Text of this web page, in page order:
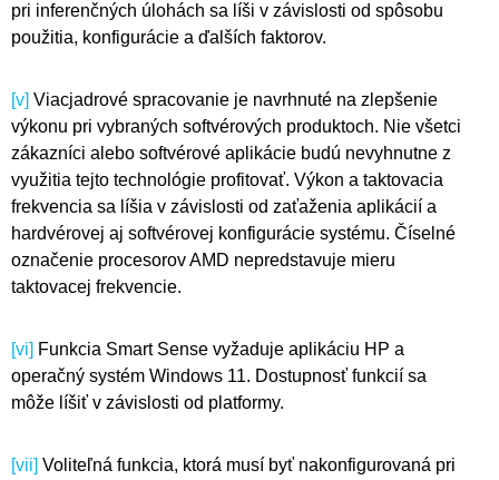
pri inferenčných úlohách sa líši v závislosti od spôsobu
použitia, konfigurácie a ďalších faktorov.
[v] Viacjadrové spracovanie je navrhnuté na zlepšenie
výkonu pri vybraných softvérových produktoch. Nie všetci
zákazníci alebo softvérové aplikácie budú nevyhnutne z
využitia tejto technológie profitovať. Výkon a taktovacia
frekvencia sa líšia v závislosti od zaťaženia aplikácií a
hardvérovej aj softvérovej konfigurácie systému. Číselné
označenie procesorov AMD nepredstavuje mieru
taktovacej frekvencie.
[vi] Funkcia Smart Sense vyžaduje aplikáciu HP a
operačný systém Windows 11. Dostupnosť funkcií sa
môže líšiť v závislosti od platformy.
[vii] Voliteľná funkcia, ktorá musí byť nakonfigurovaná pri